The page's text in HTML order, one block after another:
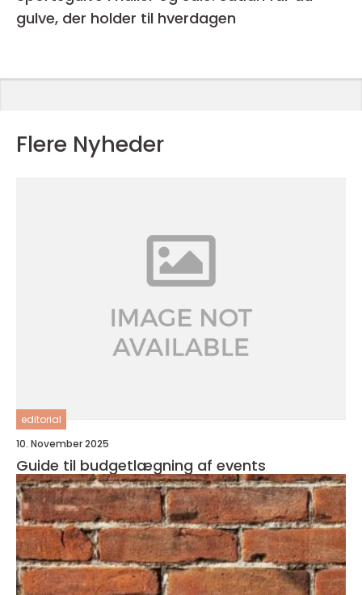
gulve, der holder til hverdagen
Flere Nyheder
editorial
10. November 2025
Guide til budgetlægning af events